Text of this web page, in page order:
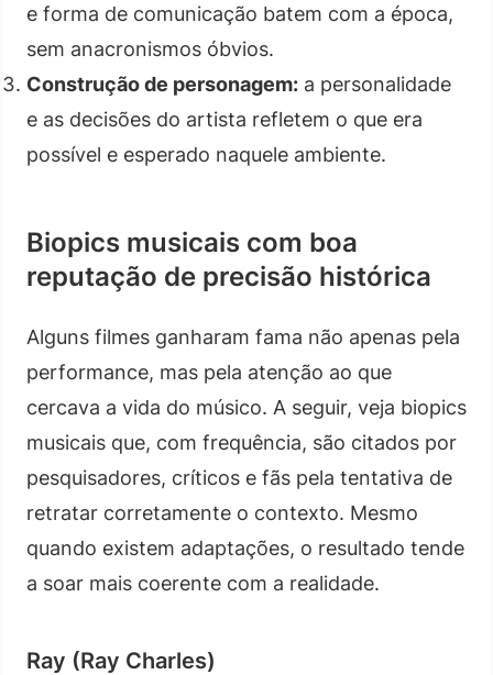
e forma de comunicação batem com a época,
sem anacronismos óbvios.
Construção de personagem: a personalidade
e as decisões do artista refletem o que era
possível e esperado naquele ambiente.
Biopics musicais com boa
reputação de precisão histórica
Alguns filmes ganharam fama não apenas pela
performance, mas pela atenção ao que
cercava a vida do músico. A seguir, veja biopics
musicais que, com frequência, são citados por
pesquisadores, críticos e fãs pela tentativa de
retratar corretamente o contexto. Mesmo
quando existem adaptações, o resultado tende
a soar mais coerente com a realidade.
Ray (Ray Charles)